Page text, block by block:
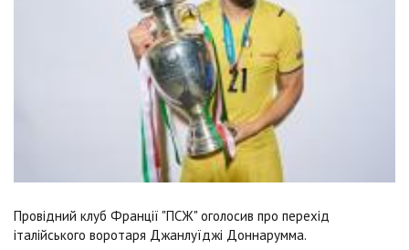
Провідний клуб Франції "ПСЖ" оголосив про перехід
італійського воротаря Джанлуїджі Доннарумма.